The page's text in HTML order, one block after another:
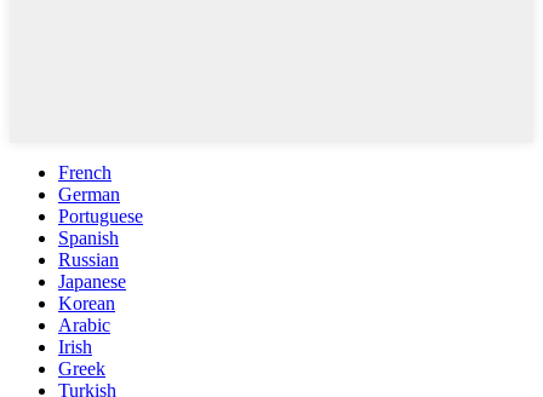
French
German
Portuguese
Spanish
Russian
Japanese
Korean
Arabic
Irish
Greek
Turkish